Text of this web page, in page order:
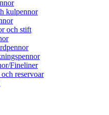
kulpennor
och stift
Fineliner
reservoar